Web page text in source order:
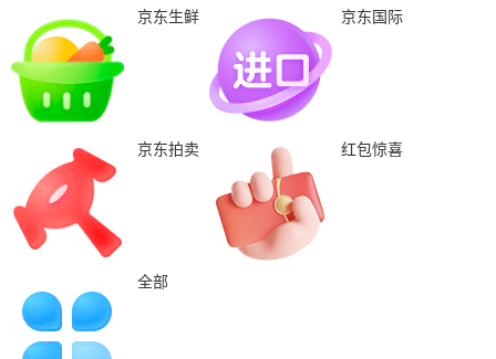
京东生鲜 京东国际
京东拍卖 红包惊喜
全部